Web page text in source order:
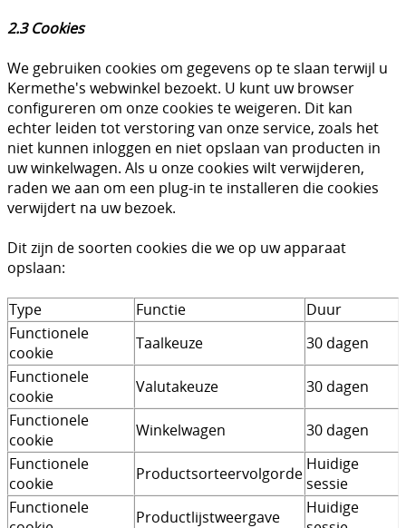
2.3 Cookies
We gebruiken cookies om gegevens op te slaan terwijl u
Kermethe's webwinkel bezoekt. U kunt uw browser
configureren om onze cookies te weigeren. Dit kan
echter leiden tot verstoring van onze service, zoals het
niet kunnen inloggen en niet opslaan van producten in
uw winkelwagen. Als u onze cookies wilt verwijderen,
raden we aan om een plug-in te installeren die cookies
verwijdert na uw bezoek.
Dit zijn de soorten cookies die we op uw apparaat
opslaan:
Type Functie
Duur
Functionele
cookie
Taalkeuze
30 dagen
Functionele
cookie
Valutakeuze
30 dagen
Functionele
cookie
Winkelwagen
30 dagen
Functionele
cookie
Productsorteervolgorde Huidige
sessie
Functionele
Productlijstweergave
Huidige